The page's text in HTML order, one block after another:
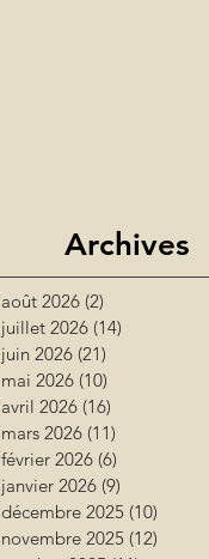
Archives
août 2026 (2)
juillet 2026 (14)
juin 2026 (21)
mai 2026 (10)
avril 2026 (16)
mars 2026 (11)
février 2026 (6)
janvier 2026 (9)
décembre 2025 (10)
novembre 2025 (12)